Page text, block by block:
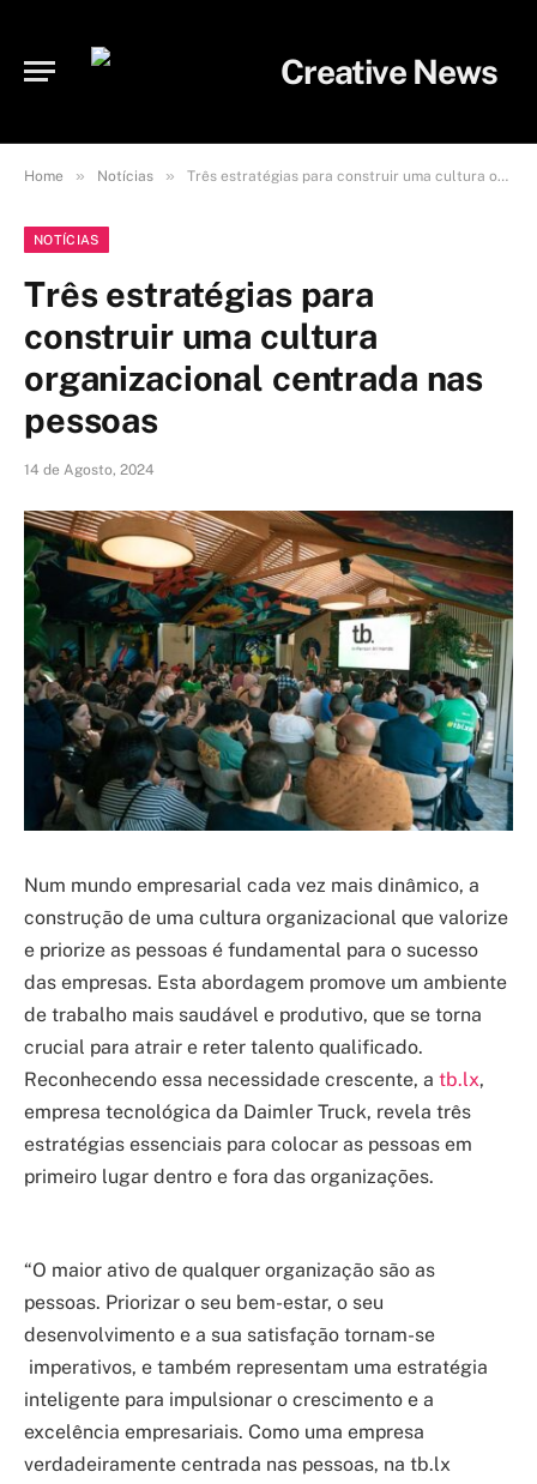
Home » Notícias » Três estratégias para construir uma cultura organizacional centrada nas pessoas
NOTÍCIAS
Três estratégias para
construir uma cultura
organizacional centrada nas
pessoas
14 de Agosto, 2024
Num mundo empresarial cada vez mais dinâmico, a
construção de uma cultura organizacional que valorize
e priorize as pessoas é fundamental para o sucesso
das empresas. Esta abordagem promove um ambiente
de trabalho mais saudável e produtivo, que se torna
crucial para atrair e reter talento qualificado.
Reconhecendo essa necessidade crescente, a tb.lx,
empresa tecnológica da Daimler Truck, revela três
estratégias essenciais para colocar as pessoas em
primeiro lugar dentro e fora das organizações.
“O maior ativo de qualquer organização são as
pessoas. Priorizar o seu bem-estar, o seu
desenvolvimento e a sua satisfação tornam-se
imperativos, e também representam uma estratégia
inteligente para impulsionar o crescimento e a
excelência empresariais. Como uma empresa
verdadeiramente centrada nas pessoas, na tb.lx